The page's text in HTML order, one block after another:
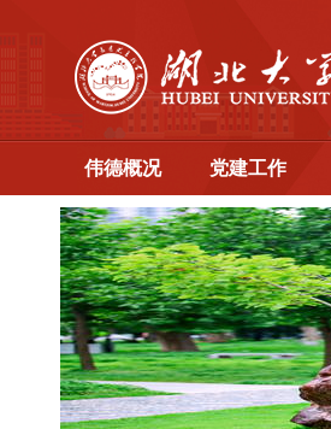
伟德概况 党建工作